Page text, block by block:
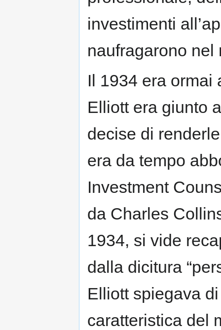
investimenti
naufragarono nel
Il 1934 era ormai
Elliott era giunto
decise di
era da tempo
Investment
da Charles
1934, si vide
dalla dicitura
Elliott spiegava
caratteristica del